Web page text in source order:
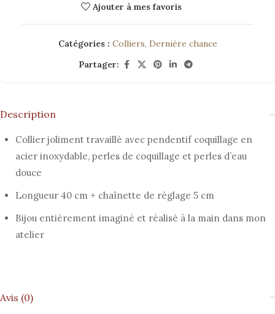
Ajouter à mes favoris
Catégories : Colliers, Dernière chance
Partager:
Description
Collier joliment travaillé avec pendentif coquillage en
acier inoxydable, perles de coquillage et perles d’eau
douce
Longueur 40 cm + chaînette de réglage 5 cm
Bijou entièrement imaginé et réalisé à la main dans mon
atelier
Avis (0)